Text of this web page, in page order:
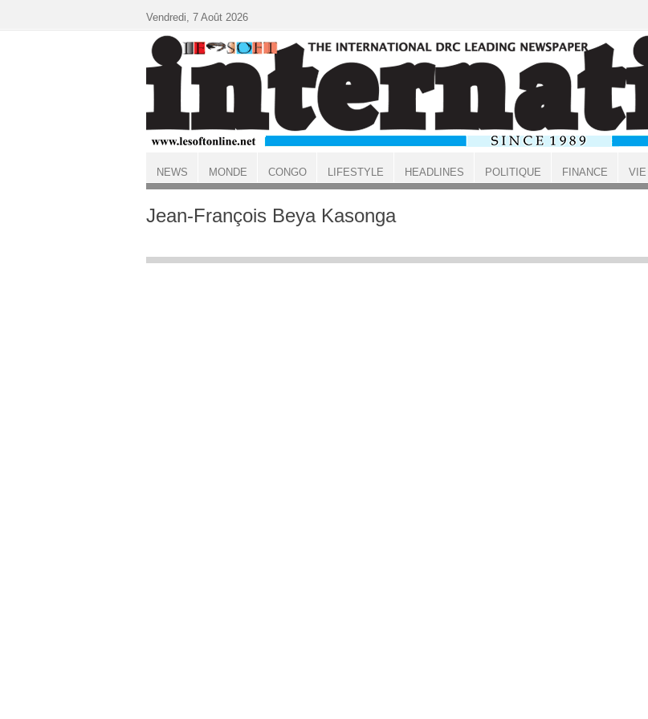
ACCUEIL
Jean-François Beya Kasonga
Vendredi, 7 Août 2026
NEWS MONDE CONGO LIFESTYLE HEADLINES POLITIQUE FINANCE VIE